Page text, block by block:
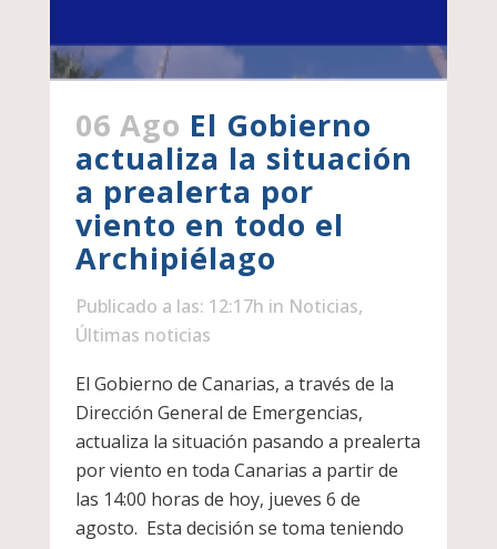
06 Ago El Gobierno
actualiza la situación
a prealerta por
viento en todo el
Archipiélago
Publicado a las: 12:17h in Noticias,
Últimas noticias
El Gobierno de Canarias, a través de la
Dirección General de Emergencias,
actualiza la situación pasando a prealerta
por viento en toda Canarias a partir de
las 14:00 horas de hoy, jueves 6 de
agosto. Esta decisión se toma teniendo